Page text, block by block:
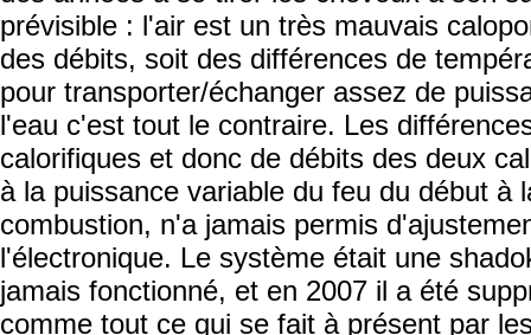
prévisible : l'air est un très mauvais
des débits, soit des différences de
pour transporter/échanger assez de
l'eau c'est tout le contraire. Les
calorifiques et donc de débits des deux
à la puissance variable du feu du début à
combustion, n'a jamais permis
l'électronique. Le système était une
jamais fonctionné, et en 2007 il a été
comme tout ce qui se fait à présent par